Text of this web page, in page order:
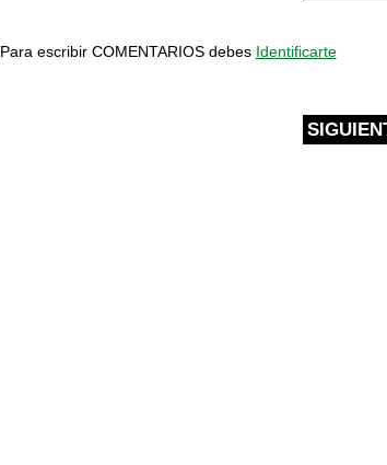
Para escribir COMENTARIOS debes Identificarte